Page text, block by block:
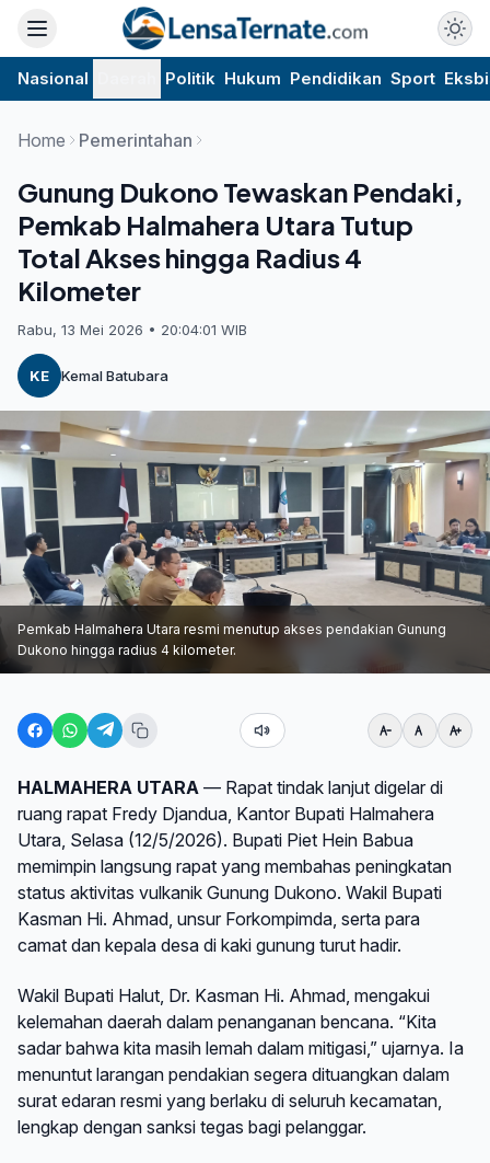
Nasional Politik Hukum Pendidikan Sport
Home Pemerintahan
Gunung Dukono Tewaskan Pendaki,
Pemkab Halmahera Utara Tutup
Total Akses hingga Radius 4
Kilometer
Rabu, 13 Mei 2026 • 20:04:01 WIB
KE Kemal Batubara
Pemkab Halmahera Utara resmi menutup akses pendakian Gunung
Dukono hingga radius 4 kilometer.
HALMAHERA UTARA — Rapat tindak lanjut digelar di
ruang rapat Fredy Djandua, Kantor Bupati Halmahera
Utara, Selasa (12/5/2026). Bupati Piet Hein Babua
memimpin langsung rapat yang membahas peningkatan
status aktivitas vulkanik Gunung Dukono. Wakil Bupati
Kasman Hi. Ahmad, unsur Forkompimda, serta para
camat dan kepala desa di kaki gunung turut hadir.
Wakil Bupati Halut, Dr. Kasman Hi. Ahmad, mengakui
kelemahan daerah dalam penanganan bencana. “Kita
sadar bahwa kita masih lemah dalam mitigasi,” ujarnya. Ia
menuntut larangan pendakian segera dituangkan dalam
surat edaran resmi yang berlaku di seluruh kecamatan,
lengkap dengan sanksi tegas bagi pelanggar.